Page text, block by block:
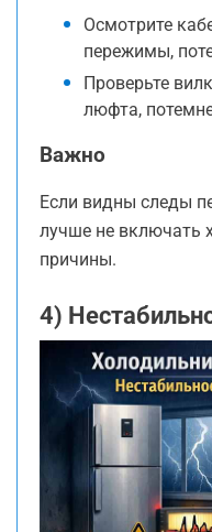
Осмотрите
пережимы,
Проверьте
люфта,
Важно
Если видны следы
лучше не включать
причины.
4)